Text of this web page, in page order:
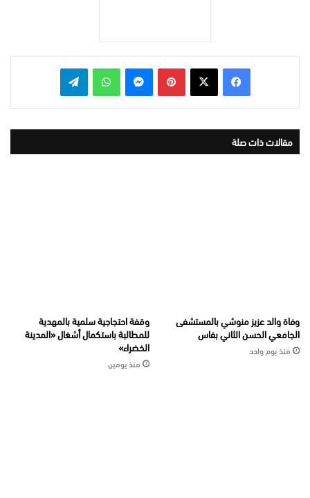
بينتيريست واتساب
مقالات ذات صلة
وفاة والد عزيز منوشي بالمستشفى
الجامعي الحسن الثاني بفاس
منذ يوم واحد
وقفة احتجاجية سلمية بالمهدية
للمطالبة باستكمال أشغال «المدينة
الخضراء»
منذ يومين